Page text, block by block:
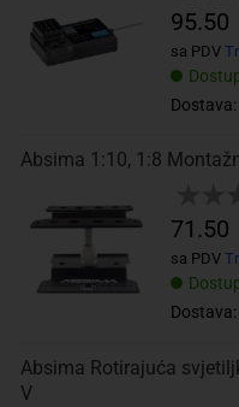
95.50
sa PDV
Absima 1:10, 1:8
71.50
sa PDV
Absima Rotirajuća
V